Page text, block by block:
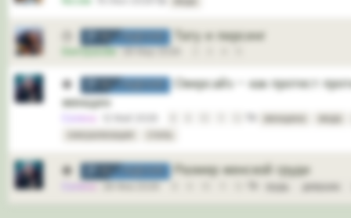
ОБСУЖДЕНИЕ Тату и пирсинг
DonQuixote 28 Мар 2026
🟢 ОБСУЖДЕНИЕ
Оверсайз - как протест
женщин
женщина мода
сексуализация
стиль
🟢 ОБСУЖДЕНИЕ Размер женской груди
Селена 28 Фев 2026 грудь девушка